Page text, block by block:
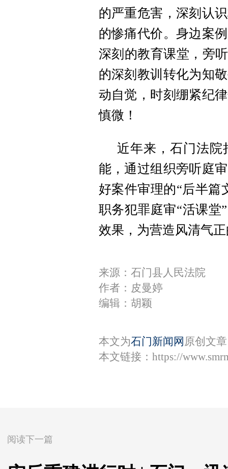
的严重危害，深刻认
的惨痛代价。身边案
深刻的教育课堂，旁
的深刻教训转化为知
动自觉，时刻绷紧纪
慎微！
近年来，石门法院
能，通过组织旁听庭
好案件审理的“后半篇
职务犯罪庭审“活课堂
效果，为营造风清气
来源：石门县人民法院
作者：皮曼婷
编辑：胡颖
本文为石门新闻网 原创文
本文链接： https://
阅读下一篇